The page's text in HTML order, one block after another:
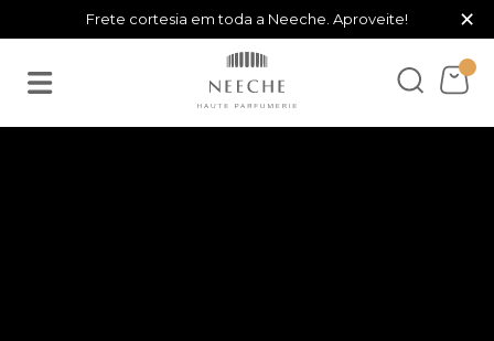
Frete cortesia em toda a Neeche. Aproveite! ×